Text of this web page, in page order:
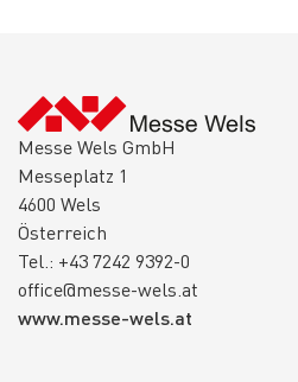
Messe Wels GmbH
Messeplatz 1
4600 Wels
Österreich
Tel.: +43 7242 9392-0
office@messe-wels.at
www.messe-wels.at